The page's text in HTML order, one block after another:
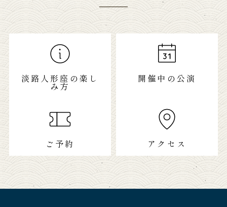
淡路人形座の楽し
み方
開催中の公演
ご予約 アクセス